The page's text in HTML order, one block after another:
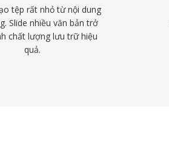
tệp rất nhỏ từ nội dung
Slide nhiều văn bản trở
chất lượng lưu trữ hiệu
quả.